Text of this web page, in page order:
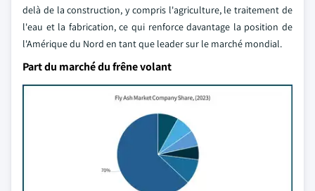
delà de la construction, y compris l'agriculture, le traitement de
l'eau et la fabrication, ce qui renforce davantage la position de
l'Amérique du Nord en tant que leader sur le marché mondial.
Part du marché du frêne volant